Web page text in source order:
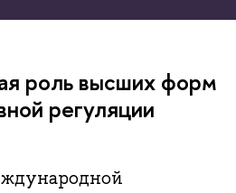
роль высших форм
регуляции